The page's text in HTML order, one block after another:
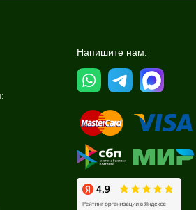
Напишите нам: